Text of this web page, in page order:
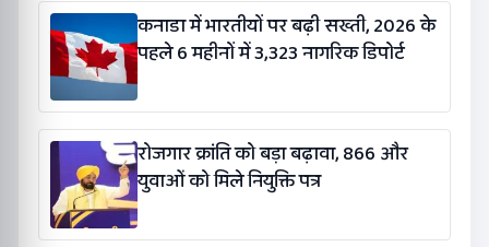
कनाडा में भारतीयों पर बढ़ी सख्ती, 2026 के
पहले 6 महीनों में 3,323 नागरिक डिपोर्ट
रोजगार क्रांति को बड़ा बढ़ावा, 866 और
युवाओं को मिले नियुक्ति पत्र